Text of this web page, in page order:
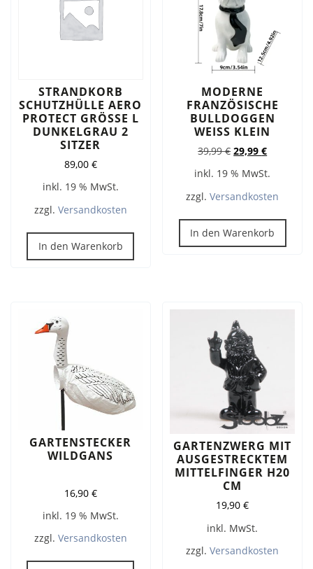
STRANDKORB
SCHUTZHÜLLE AERO
PROTECT GRÖSSE L D
UNKELGRAU 2 S
ITZER
89,00 €
inkl. 19 % MwSt.
zzgl. Versandkosten
In den Warenkorb
MODERNE
FRANZÖSISCHE
BULLDOGGEN
WEISS KLEIN
39,99€ Ursprünglicher
war:
39,99 €
29,99€Aktueller
ist:
29,99 €.
inkl. 19 % MwSt.
zzgl.Versandkosten
In den Warenkorb
GARTENSTECKER
WILDGANS
16,90 €
inkl. 19 % MwSt.
zzgl. Versandkosten
GARTENZWERG MIT
AUSGESTRECKTEM
MITTELFINGER H20
CM
19,90€
inkl. MwSt.
zzgl.Versandkosten